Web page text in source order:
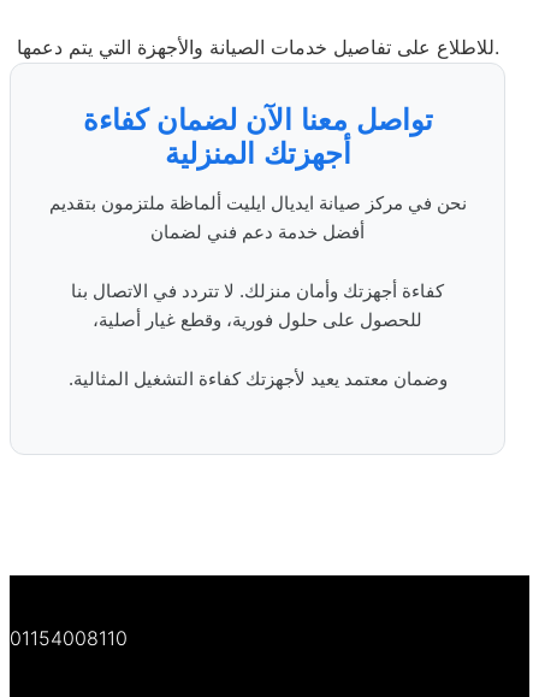
للاطلاع على تفاصيل خدمات الصيانة والأجهزة التي يتم دعمها.
تواصل معنا الآن لضمان كفاءة
أجهزتك المنزلية
نحن في مركز صيانة ايديال ايليت ألماظة ملتزمون بتقديم
أفضل خدمة دعم فني لضمان
كفاءة أجهزتك وأمان منزلك. لا تتردد في الاتصال بنا
للحصول على حلول فورية، وقطع غيار أصلية،
وضمان معتمد يعيد لأجهزتك كفاءة التشغيل المثالية.
01154008110